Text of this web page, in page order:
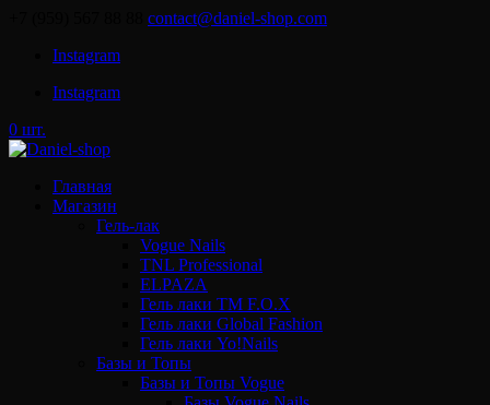
contact@daniel-shop.com
Instagram
Instagram
0 шт.
Главная
Магазин
Гель-лак
Vogue Nails
TNL Professional
ELPAZA
Гель лаки ТМ F.O.X
Гель лаки Global Fashion
Гель лаки Yo!Nails
Базы и Топы
Базы и Топы Vogue